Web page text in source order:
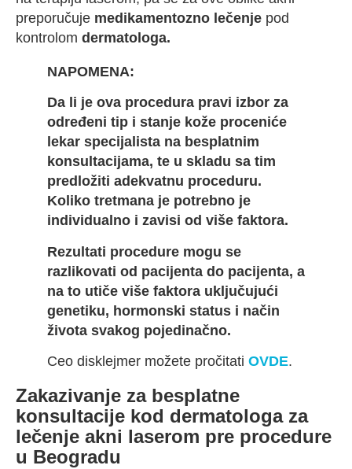
preporučuje medikamentozno lečenje pod
kontrolom dermatologa.
NAPOMENA:
Da li je ova procedura pravi izbor za
određeni tip i stanje kože proceniće
lekar specijalista na besplatnim
konsultacijama, te u skladu sa tim
predložiti adekvatnu proceduru.
Koliko tretmana je potrebno je
individualno i zavisi od više faktora.
Rezultati procedure mogu se
razlikovati od pacijenta do pacijenta, a
na to utiče više faktora uključujući
genetiku, hormonski status i način
života svakog pojedinačno.
Ceo disklejmer možete pročitati OVDE.
Zakazivanje za besplatne
konsultacije kod dermatologa za
lečenje akni laserom pre procedure
u Beogradu